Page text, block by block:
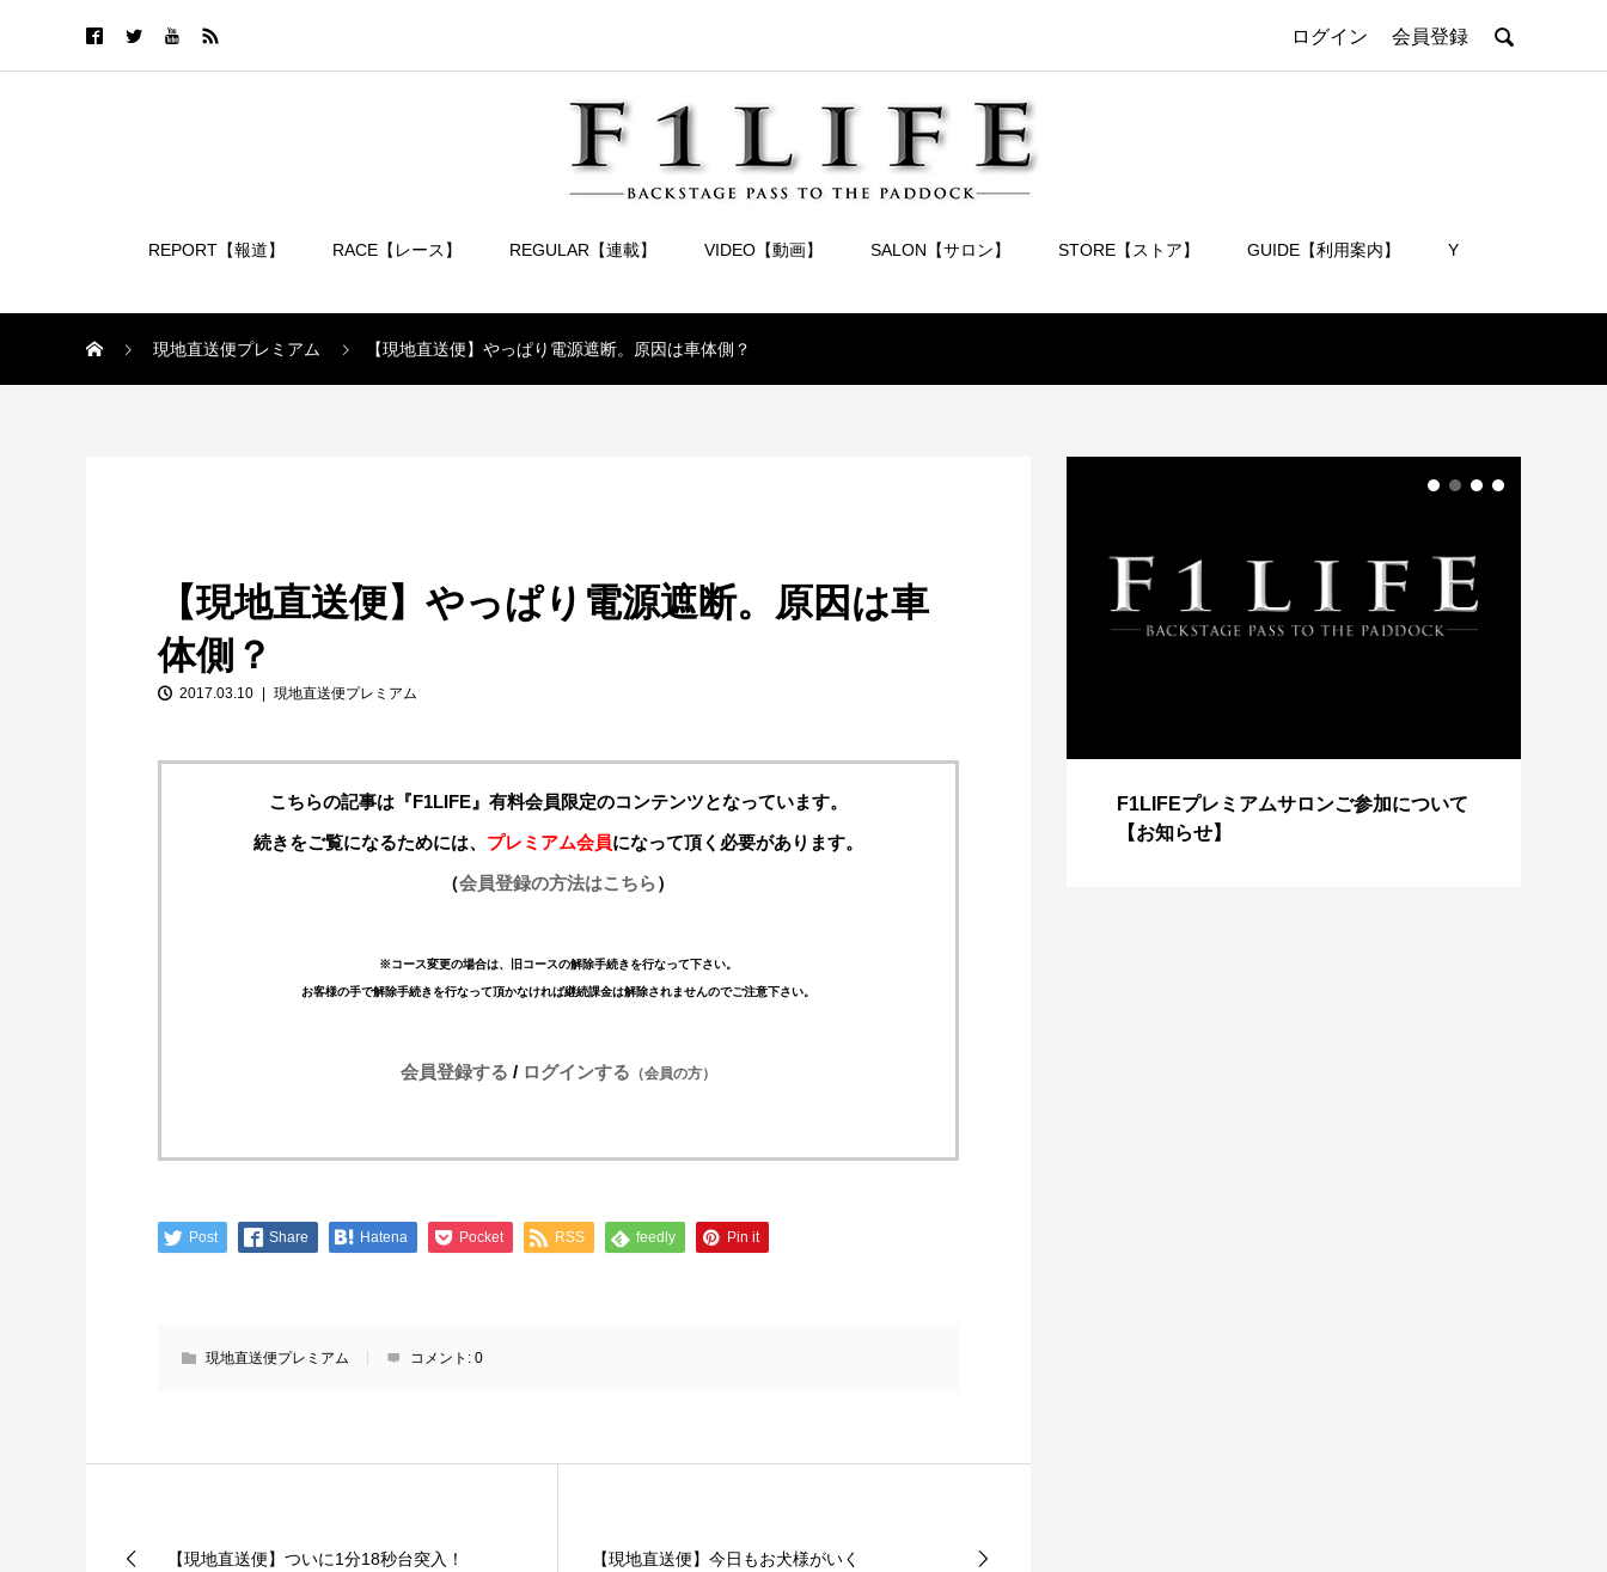
ログイン 会員登録 
REPORT【報道】 RACE【レース】 REGULAR【連載】 VIDEO【動画】 SALON【サロン】 STORE【ストア】 GUIDE【利用案内】 Y
現地直送便プレミアム 【現地直送便】やっぱり電源遮断。原因は車体側？
【現地直送便】やっぱり電源遮断。原因は車
体側？
2017.03.10 現地直送便プレミアム
こちらの記事は『F1LIFE』有料会員限定のコンテンツとなっています。
続きをご覧になるためには、 プレミアム会員になって頂く必要があります。
（会員登録の方法はこちら）
※コース変更の場合は、旧コースの解除手続きを行なって下さい。
お客様の手で解除手続きを行なって頂かなければ継続課金は解除されませんのでご注意下さい。
会員登録する / ログインする （会員の方）
Post Share Hatena Pocket RSS feedly Pin it
現地直送便プレミアム コメント: 0
【現地直送便】ついに1分18秒台突入！ 【現地直送便】今日もお犬様がいく
【特別企画】2026年ホンダの現在地
①「アストンマーティンとの交渉4...
【特別記事】レーシングブルズ、
F1LIFEプレミアムサロンご参加について
【お知らせ】